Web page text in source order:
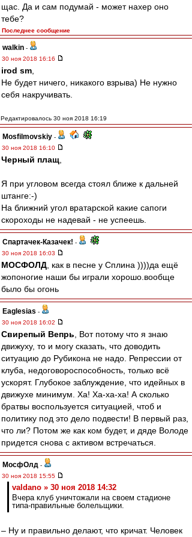
щас. Да и сам подумай - может нахер оно
тебе?
Последнее сообщение
walkin -
30 ноя 2018 16:16
irod sm
Не будет ничего, никакого взрыва) Не нужно
себя накручивать.
Редактировалось 30 ноя 2018 16:19
Mosfilmovskiy -
30 ноя 2018 16:10
Черный плащ
Я при угловом всегда стоял ближе к дальней
штанге:-)
На ближний угол вратарской какие сапоги
скороходы не надевай - не успеешь.
Спартачек-Казачек! -
30 ноя 2018 16:03
МОСФОЛД , как в песне у Сплина ))))да ещё
жопоногие наши бы играли хорошо.вообще
было бы огонь
Eaglesias -
30 ноя 2018 16:02
Свирепый Вепрь , Вот потому что я знаю
движуху, то и могу сказать, что доводить
ситуацию до Рубикона не надо. Репрессии от
клуба, недоговороспособность, только всё
ускорят. Глубокое заблуждение, что идейных в
движухе минимум. Ха! Ха-ха-ха! А сколько
братвы воспользуется ситуацией, чтоб и
политику под это дело подвести! В первый раз,
что ли? Потом же как ком будет, и дяде Володе
придется снова с активом встречаться.
МосфОлд -
30 ноя 2018 15:55
valdano » 30 ноя 2018 14:32
Вчера клуб уничтожали на своем стадионе
типа-правильные болельщики.
– Ну и правильно делают, что кричат. Человек